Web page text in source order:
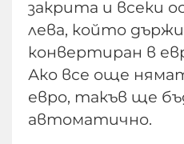
закрита и всеки
лева, който
конвертиран в
Ако все още
евро, такъв ще
автоматично.